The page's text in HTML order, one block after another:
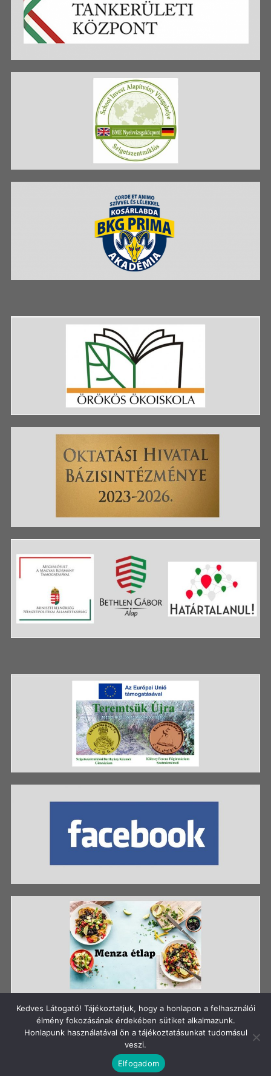
Szerzői jog: Szigetszentmiklósi Batthyány Kázmér
Gimnázium
Kedves Látogató! Tájékoztatjuk, hogy a honlapon a felhasználói
élmény fokozásának érdekében sütiket alkalmazunk.
Honlapunk használatával ön a tájékoztatásunkat tudomásul
veszi.
Elfogadom